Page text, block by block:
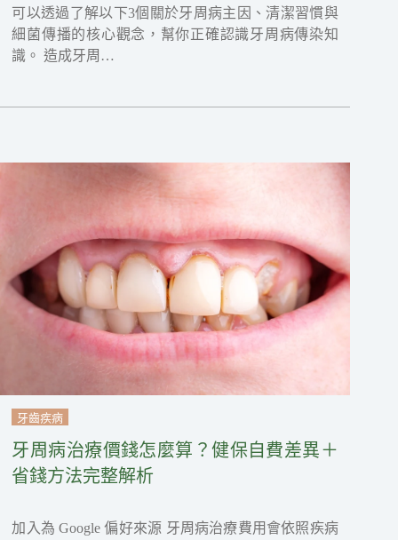
可以透過了解以下3個關於牙周病主因、清潔習慣與
細菌傳播的核心觀念，幫你正確認識牙周病傳染知
識。 造成牙周…
牙齒疾病
牙周病治療價錢怎麼算？健保自費差異＋
省錢方法完整解析
加入為 Google 偏好來源 牙周病治療費用會依照疾病